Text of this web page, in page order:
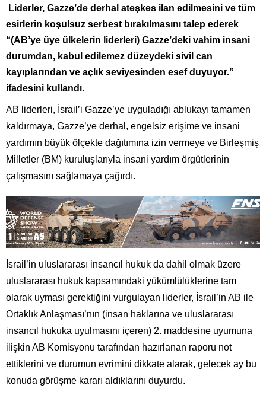
Liderler, Gazze’de derhal ateşkes ilan edilmesini ve tüm
esirlerin koşulsuz serbest bırakılmasını talep ederek
“(AB’ye üye ülkelerin liderleri) Gazze’deki vahim insani
durumdan, kabul edilemez düzeydeki sivil can
kayıplarından ve açlık seviyesinden esef duyuyor.”
ifadesini kullandı.
AB liderleri, İsrail’i Gazze’ye uyguladığı ablukayı tamamen
kaldırmaya, Gazze’ye derhal, engelsiz erişime ve insani
yardımın büyük ölçekte dağıtımına izin vermeye ve Birleşmiş
Milletler (BM) kuruluşlarıyla insani yardım örgütlerinin
çalışmasını sağlamaya çağırdı.
İsrail’in uluslararası insancıl hukuk da dahil olmak üzere
uluslararası hukuk kapsamındaki yükümlülüklerine tam
olarak uyması gerektiğini vurgulayan liderler, İsrail’in AB ile
Ortaklık Anlaşması’nın (insan haklarına ve uluslararası
insancıl hukuka uyulmasını içeren) 2. maddesine uyumuna
ilişkin AB Komisyonu tarafından hazırlanan raporu not
ettiklerini ve durumun evrimini dikkate alarak, gelecek ay bu
konuda görüşme kararı aldıklarını duyurdu.